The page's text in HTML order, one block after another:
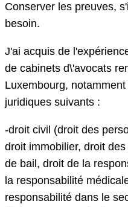
Conserver les preuves,
besoin.
J'ai acquis de
de cabinets d\'avocats
Luxembourg,
juridiques suivants :
-droit civil (droit des
droit immobilier, droit
de bail, droit de la
la responsabilité
responsabilité dans le